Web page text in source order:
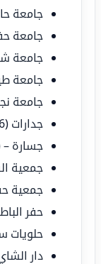
جامعة
جامعة
جامعة
جامعة
جامعة
جدارات (36)
جسارة – Jasara
جمعية
جمعية
حفر
حلويات
دار